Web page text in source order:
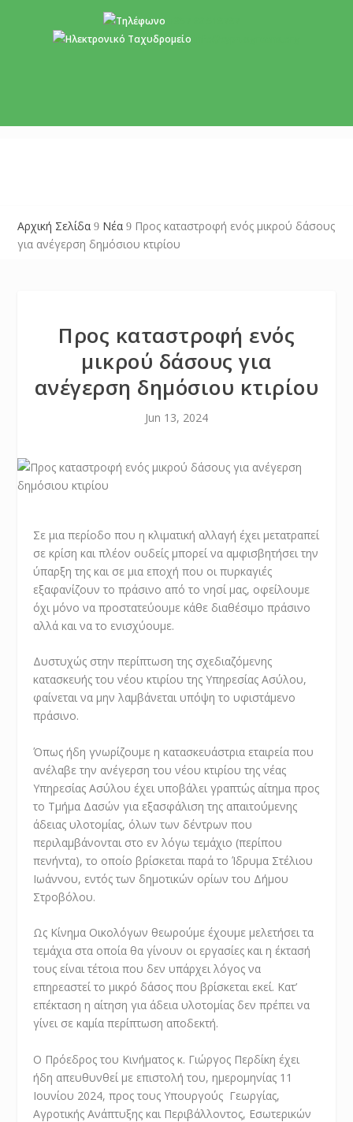
Αρχική Σελίδα 9 Νέα 9 Προς καταστροφή ενός μικρού δάσους
για ανέγερση δημόσιου κτιρίου
Προς καταστροφή ενός
μικρού δάσους για
ανέγερση δημόσιου κτιρίου
Jun 13, 2024
Σε μια περίοδο που η κλιματική αλλαγή έχει μετατραπεί
σε κρίση και πλέον ουδείς μπορεί να αμφισβητήσει την
ύπαρξη της και σε μια εποχή που οι πυρκαγιές
εξαφανίζουν το πράσινο από το νησί μας, οφείλουμε
όχι μόνο να προστατεύουμε κάθε διαθέσιμο πράσινο
αλλά και να το ενισχύουμε.
Δυστυχώς στην περίπτωση της σχεδιαζόμενης
κατασκευής του νέου κτιρίου της Υπηρεσίας Ασύλου,
φαίνεται να μην λαμβάνεται υπόψη το υφιστάμενο
πράσινο.
Όπως ήδη γνωρίζουμε η κατασκευάστρια εταιρεία που
ανέλαβε την ανέγερση του νέου κτιρίου της νέας
Υπηρεσίας Ασύλου έχει υποβάλει γραπτώς αίτημα προς
το Τμήμα Δασών για εξασφάλιση της απαιτούμενης
άδειας υλοτομίας, όλων των δέντρων που
περιλαμβάνονται στο εν λόγω τεμάχιο (περίπου
πενήντα), το οποίο βρίσκεται παρά το Ίδρυμα Στέλιου
Ιωάννου, εντός των δημοτικών ορίων του Δήμου
Στροβόλου.
Ως Κίνημα Οικολόγων θεωρούμε έχουμε μελετήσει τα
τεμάχια στα οποία θα γίνουν οι εργασίες και η έκτασή
τους είναι τέτοια που δεν υπάρχει λόγος να
επηρεαστεί το μικρό δάσος που βρίσκεται εκεί. Κατ’
επέκταση η αίτηση για άδεια υλοτομίας δεν πρέπει να
γίνει σε καμία περίπτωση αποδεκτή.
Ο Πρόεδρος του Κινήματος κ. Γιώργος Περδίκη έχει
ήδη απευθυνθεί με επιστολή του, ημερομηνίας 11
Ιουνίου 2024, προς τους Υπουργούς Γεωργίας,
Αγροτικής Ανάπτυξης και Περιβάλλοντος, Εσωτερικών